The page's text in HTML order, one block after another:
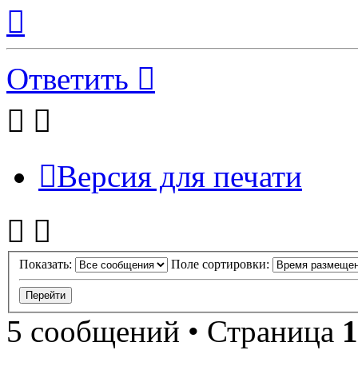
началу
Ответить
Версия для печати
Показать: Поле сортировки:
5 сообщений • Страница 1